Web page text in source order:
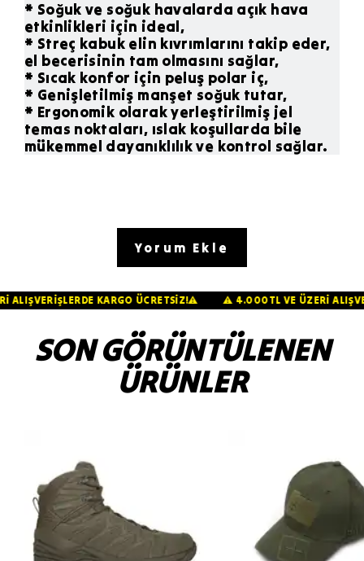
* Soğuk ve soğuk havalarda açık hava
etkinlikleri için ideal,
* Streç kabuk elin kıvrımlarını takip eder,
el becerisinin tam olmasını sağlar,
* Sıcak konfor için peluş polar iç,
* Genişletilmiş manşet soğuk tutar,
* Ergonomik olarak yerleştirilmiş jel
temas noktaları, ıslak koşullarda bile
mükemmel dayanıklılık ve kontrol sağlar.
Yorum Ekle
ALIŞVERİŞLERDE KARGO ÜCRETSİZ!⚠️ ⚠️ 4.000TL VE ÜZERİ
SON GÖRÜNTÜLENEN
ÜRÜNLER